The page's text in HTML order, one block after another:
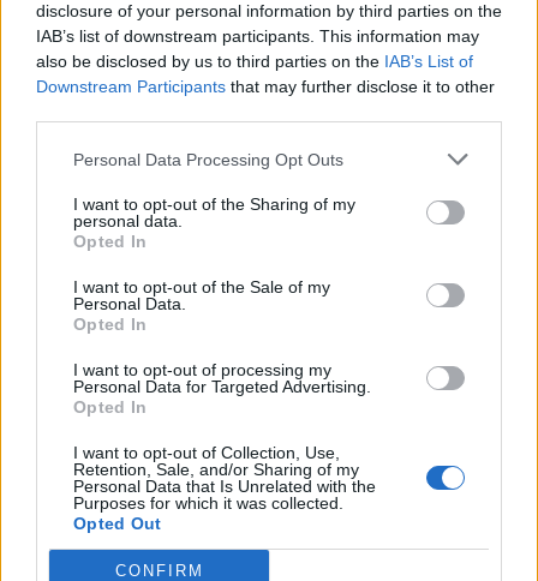
disclosure of your personal information by third parties on the
IAB’s list of downstream participants. This information may
also be disclosed by us to third parties on the IAB’s List of
Downstream Participants that may further disclose it to other
Personal Data Processing Opt Outs
I want to opt-out of the Sharing of my
personal data.
Opted In
I want to opt-out of the Sale of my
Personal Data.
Opted In
I want to opt-out of processing my
Personal Data for Targeted Advertising.
Opted In
I want to opt-out of Collection, Use,
Retention, Sale, and/or Sharing of my
Personal Data that Is Unrelated with the
Purposes for which it was collected.
Opted Out
CONFIRM
Jonna
4 år sedan
Svara
REKLAM FÖR MINA BÖCKER
SIGNERINGSVECKA